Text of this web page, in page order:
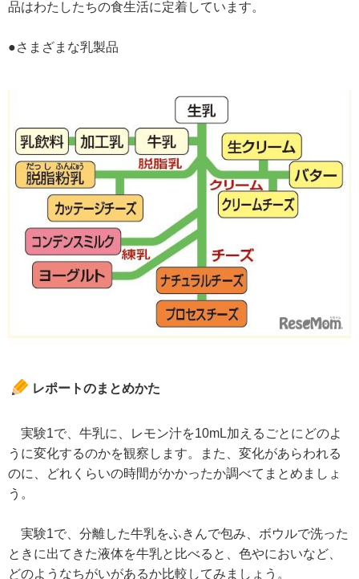
品はわたしたちの食生活に定着しています。
●さまざまな乳製品
レポートのまとめかた
実験1で、牛乳に、レモン汁を10mL加えるごとにどのよ
うに変化するのかを観察します。また、変化があらわれる
のに、どれくらいの時間がかかったか調べてまとめましょ
う。
実験1で、分離した牛乳をふきんで包み、ボウルで洗った
ときに出てきた液体を牛乳と比べると、色やにおいなど、
どのようなちがいがあるか比較してみましょう。